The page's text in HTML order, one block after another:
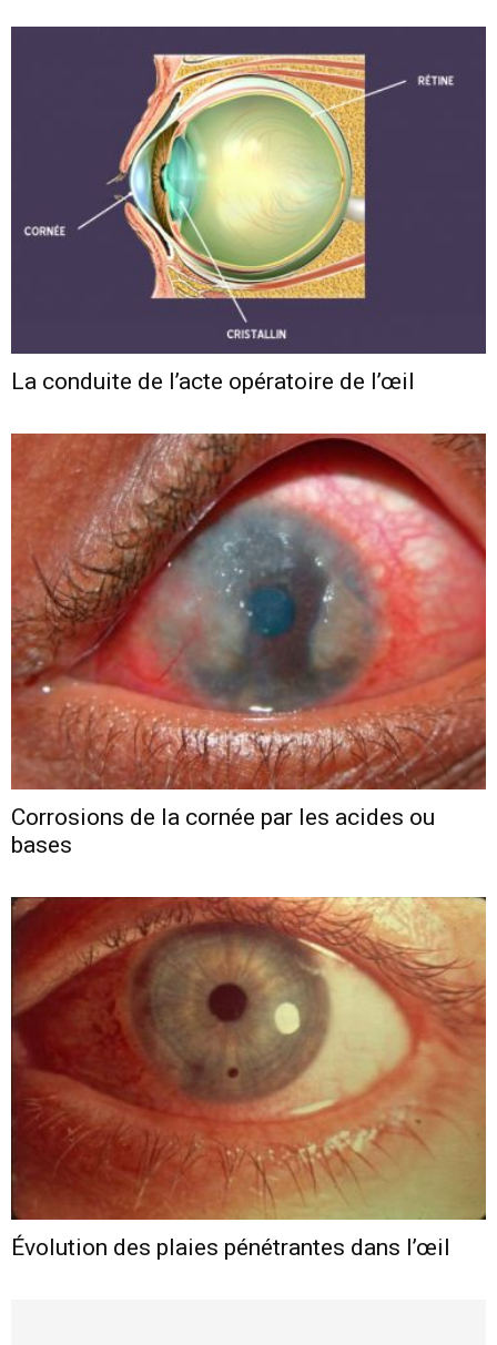
La conduite de l’acte opératoire de l’œil
Corrosions de la cornée par les acides ou
bases
Évolution des plaies pénétrantes dans l’œil